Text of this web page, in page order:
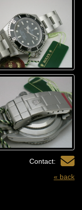
Contact:
« back